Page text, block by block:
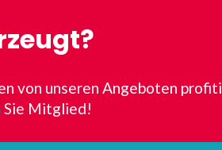
von unseren Angeboten
Sie Mitglied!